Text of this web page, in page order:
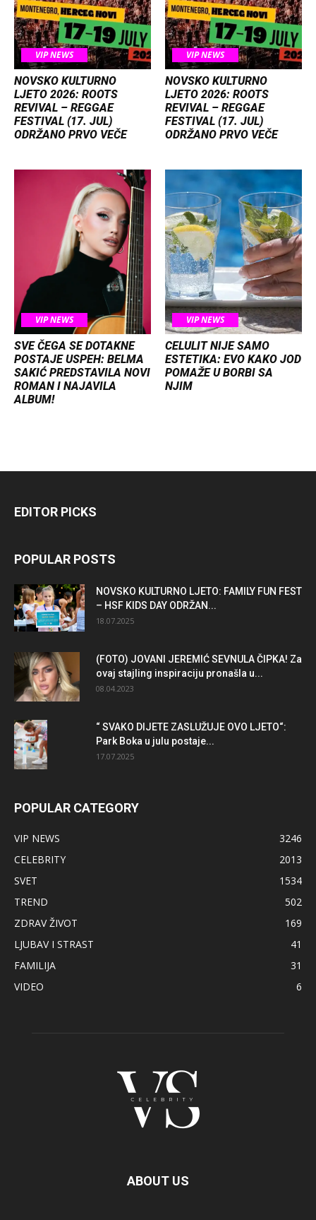
VIP NEWS
NOVSKO KULTURNO
LJETO 2026: ROOTS
REVIVAL – REGGAE
FESTIVAL (17. JUL)
ODRŽANO PRVO VEČE
VIP NEWS
NOVSKO KULTURNO
LJETO 2026: ROOTS
REVIVAL – REGGAE
FESTIVAL (17. JUL)
ODRŽANO PRVO VEČE
VIP NEWS
SVE ČEGA SE DOTAKNE
POSTAJE USPEH: BELMA
SAKIĆ PREDSTAVILA NOVI
ROMAN I NAJAVILA
ALBUM!
VIP NEWS
CELULIT NIJE SAMO
ESTETIKA: EVO KAKO JOD
POMAŽE U BORBI SA
NJIM
EDITOR PICKS
POPULAR POSTS
NOVSKO KULTURNO LJETO: FAMILY FUN FEST
– HSF KIDS DAY ODRŽAN...
18.07.2025
(FOTO) JOVANI JEREMIĆ SEVNULA ČIPKA! Za
ovaj stajling inspiraciju pronašla u...
08.04.2023
“ SVAKO DIJETE ZASLUŽUJE OVO LJETO“:
Park Boka u julu postaje...
17.07.2025
POPULAR CATEGORY
VIP NEWS
3246
CELEBRITY
2013
SVET
1534
TREND
502
ZDRAV ŽIVOT
169
LJUBAV I STRAST
41
FAMILIJA
31
VIDEO
6
ABOUT US